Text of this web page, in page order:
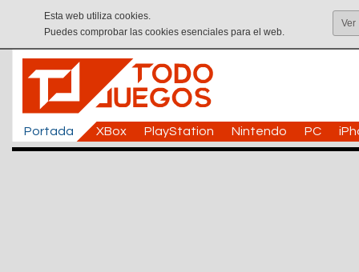
Esta web utiliza cookies.
Puedes comprobar las cookies esenciales para el web.
Ver
Portada XBox PlayStation Nintendo PC